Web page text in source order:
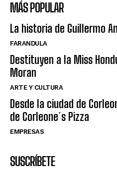
MÁS POPULAR
La historia de Guillermo
FARANDULA
Destituyen a la Miss
Moran
ARTE Y CULTURA
Desde la ciudad de
de Corleone´s Pizza
EMPRESAS
SUSCRÍBETE